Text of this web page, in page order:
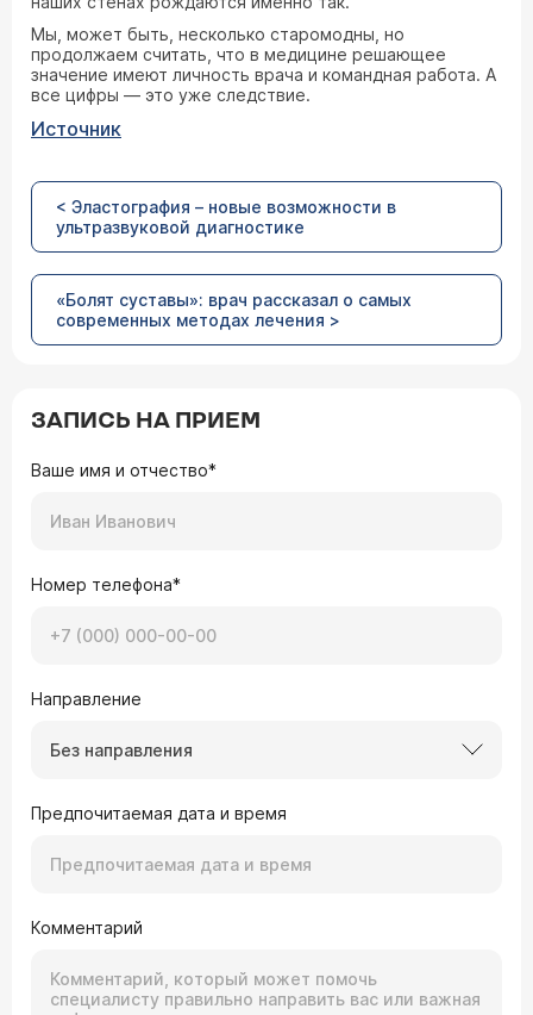
Мы, может быть, несколько старомодны, но
продолжаем считать, что в медицине решающее
значение имеют личность врача и командная работа. А
все цифры — это уже следствие.
Источник
< Эластография – новые возможности в
ультразвуковой диагностике
«Болят суставы»: врач рассказал о самых
современных методах лечения >
ЗАПИСЬ НА ПРИЕМ
Ваше имя и отчество*
Номер телефона*
Направление
Без направления
Предпочитаемая дата и время
Комментарий